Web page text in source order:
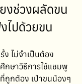
งช่วงผลัดขน
ไปด้วยขน
ง ไม่จำเป็นต้อง
กษาวิธีการใช้แชมพู
ถูกต้อง เป่าขนน้องๆ